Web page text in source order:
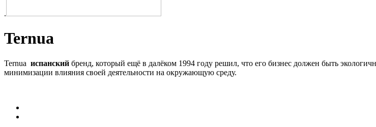
.
Ternua
Ternua испанский бренд, который ещё в далёком 1994 году решил, что его бизнес должен быть
минимизации влияния своей деятельности на окружающую среду.